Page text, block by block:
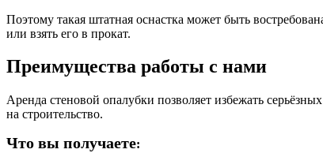
Поэтому такая штатная оснастка может быть
или взять его в прокат.
Преимущества работы с нами
Аренда стеновой опалубки позволяет избежать
на строительство.
Что вы получаете: